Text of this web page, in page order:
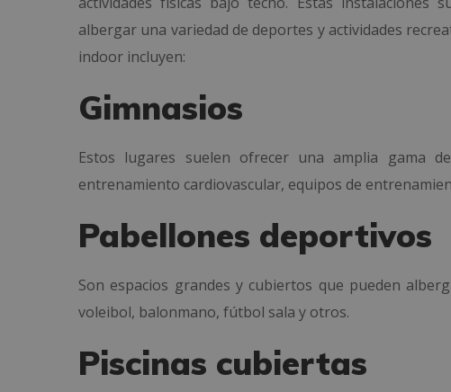
albergar una variedad de deportes y actividades
indoor incluyen:
Gimnasios
Estos lugares suelen ofrecer una amplia gama de
entrenamiento cardiovascular, equipos de
Pabellones deportivos
Son espacios grandes y cubiertos que pueden
voleibol, balonmano, fútbol sala y otros.
Piscinas cubiertas